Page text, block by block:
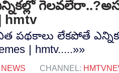
hmtv
పథకాలు లేకపోతే
| hmtv.....»»
NEWS CHANNEL: